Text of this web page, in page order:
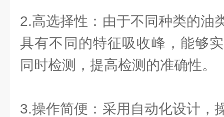
2.高选择性：由于不同种类的油
具有不同的特征吸收峰，能够
同时检测，提高检测的准确性。
3.操作简便：采用自动化设计，